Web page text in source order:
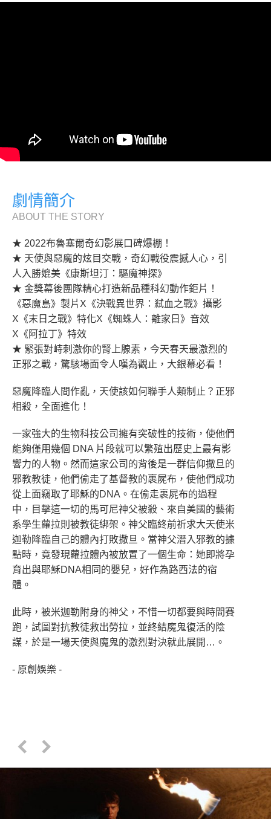
劇情簡介
ABOUT THE STORY
★ 2022布魯塞爾奇幻影展口碑爆棚！
★ 天使與惡魔的炫目交戰，奇幻戰役震撼人心，引
人入勝媲美《康斯坦汀：驅魔神探》
★ 金獎幕後團隊精心打造新品種科幻動作鉅片！
《惡魔島》製片X《決戰異世界：弒血之戰》攝影
X《末日之戰》特化X《蜘蛛人：離家日》音效
X《阿拉丁》特效
★ 緊張對峙刺激你的腎上腺素，今天春天最激烈的
正邪之戰，驚駭場面令人嘆為觀止，大銀幕必看！
惡魔降臨人間作亂，天使該如何聯手人類制止？正邪
相殺，全面進化！
一家強大的生物科技公司擁有突破性的技術，使他們
能夠僅用幾個 DNA 片段就可以繁殖出歷史上最有影
響力的人物。然而這家公司的背後是一群信仰撒旦的
邪教教徒，他們偷走了基督教的裹屍布，使他們成功
從上面竊取了耶穌的DNA。在偷走裹屍布的過程
中，目擊這一切的馬可尼神父被殺、來自美國的藝術
系學生蘿拉則被教徒綁架。神父臨終前祈求大天使米
迦勒降臨自己的體內打敗撒旦。當神父潛入邪教的據
點時，竟發現蘿拉體內被放置了一個生命：她即將孕
育出與耶穌DNA相同的嬰兒，好作為路西法的宿
體。
此時，被米迦勒附身的神父，不惜一切都要與時間賽
跑，試圖對抗教徒救出勞拉，並終結魔鬼復活的陰
謀，於是一場天使與魔鬼的激烈對決就此展開…。
- 原創娛樂 -